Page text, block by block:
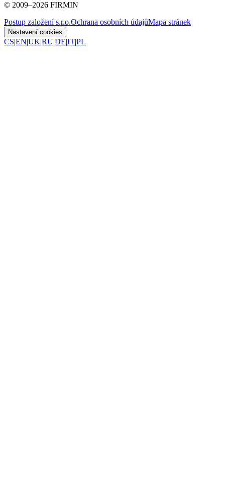
© 2009–2026 FIRMIN
Postup založení s.r.o.Ochrana osobních údajůMapa stránek
Nastavení cookies
CS|EN|UK|RU|DE|IT|PL